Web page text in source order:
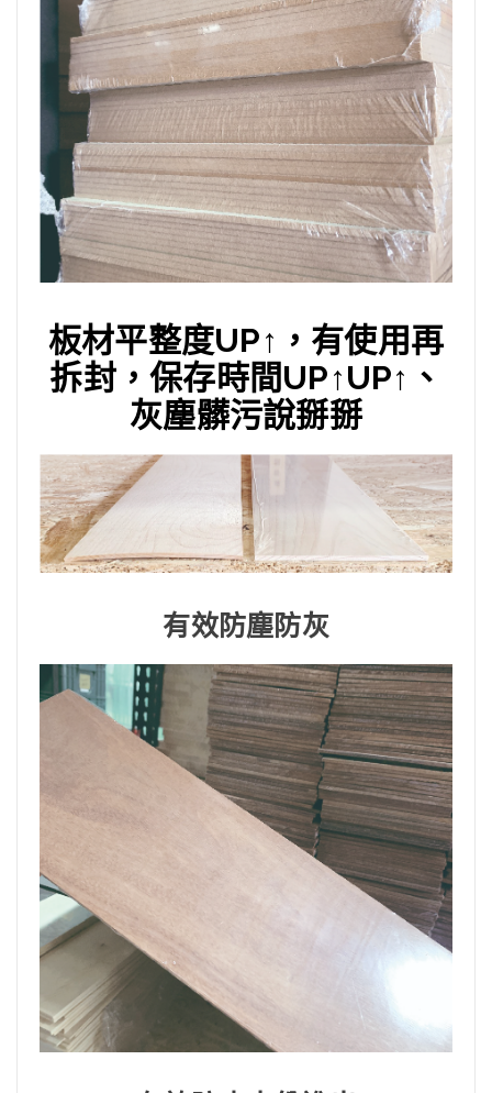
板材平整度UP↑，有使用再
拆封，保存時間UP↑UP↑、
灰塵髒污說掰掰
有效防塵防灰